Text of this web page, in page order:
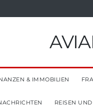
& IMMOBILIEN
REISEN